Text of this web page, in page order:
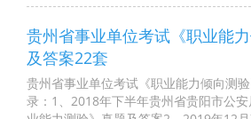
贵州省事业单位考试《职业能
及答案22套
贵州省事业单位考试《职业能力倾向测
录：1、2018年下半年贵州省贵阳市公